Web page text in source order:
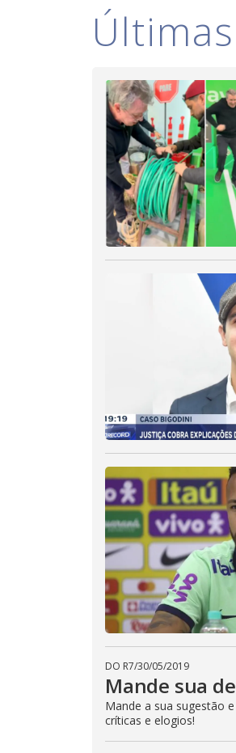
Últimas
DO R7/30/05/2019
Mande sua
Mande a sua sugestão
críticas e elogios!